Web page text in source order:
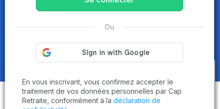
Maisons de retraite et EHPAD
Épinal (88000)
Obtenez le
comparatif des
établissementsadaptés à vos
critères en 3 minutes !
Ou
En vous inscrivant, vous confirmez accepter le
traitement de vos données personnelles par Cap
Retraite, conformément à la déclaration de